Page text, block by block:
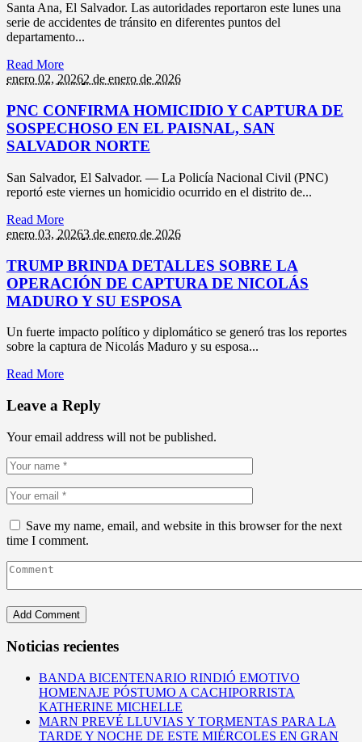
Santa Ana, El Salvador. Las autoridades reportaron este lunes una
serie de accidentes de tránsito en diferentes puntos del
departamento...
Read More
enero 02, 20262 de enero de 2026
PNC CONFIRMA HOMICIDIO Y CAPTURA DE
SOSPECHOSO EN EL PAISNAL, SAN
SALVADOR NORTE
San Salvador, El Salvador. — La Policía Nacional Civil (PNC)
reportó este viernes un homicidio ocurrido en el distrito de...
Read More
enero 03, 20263 de enero de 2026
TRUMP BRINDA DETALLES SOBRE LA
OPERACIÓN DE CAPTURA DE NICOLÁS
MADURO Y SU ESPOSA
Un fuerte impacto político y diplomático se generó tras los reportes
sobre la captura de Nicolás Maduro y su esposa...
Read More
Leave a Reply
Your email address will not be published.
Save my name, email, and website in this browser for the next
time I comment.
Noticias recientes
BANDA BICENTENARIO RINDIÓ EMOTIVO
HOMENAJE PÓSTUMO A CACHIPORRISTA
KATHERINE MICHELLE
MARN PREVÉ LLUVIAS Y TORMENTAS PARA LA
TARDE Y NOCHE DE ESTE MIÉRCOLES EN GRAN